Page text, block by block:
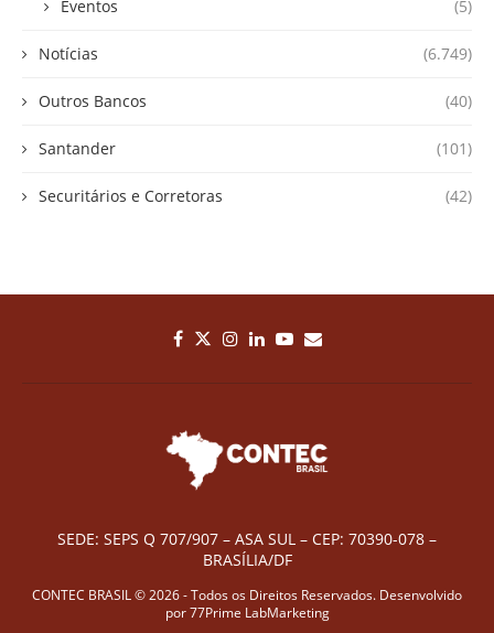
Eventos (5)
Notícias (6.749)
Outros Bancos (40)
Santander (101)
Securitários e Corretoras (42)
SEDE: SEPS Q 707/907 – ASA SUL – CEP: 70390-078 –
BRASÍLIA/DF
CONTEC BRASIL © 2026 - Todos os Direitos Reservados. Desenvolvido
por77Prime LabMarketing